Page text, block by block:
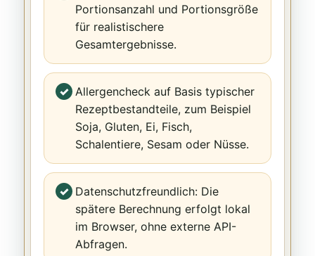
Portionsanzahl und Portionsgröße
für realistischere
Gesamtergebnisse.
Allergencheck auf Basis typischer
Rezeptbestandteile, zum Beispiel
Soja, Gluten, Ei, Fisch,
Schalentiere, Sesam oder Nüsse.
Datenschutzfreundlich: Die
spätere Berechnung erfolgt lokal
im Browser, ohne externe API-
Abfragen.